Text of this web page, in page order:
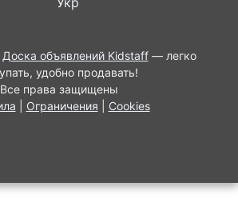
Доска объявлений Kidstaff— легко
удобно продавать!
Все права защищены
Ограничения Cookies